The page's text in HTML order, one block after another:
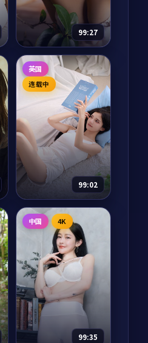
斯接过钢琴，独自驶
向新大陆。一段全新
的航海传奇，把海与
音乐再次推到极致。
68,279 8.3 剧情
99:27
银翼密令·典藏
电影 2024
主演：梁朝伟、雷佳
银翼密令·典藏是一
部以战争为核心的影
视作品，围绕危机、
反转与人物成长展
开，整体节奏紧凑，
值得推荐观看。
73,745 7.1 战争
英国
连载中
99:02
银翼回声·典藏
电影 2024
主演：
周迅、章子怡
等
银翼回声·典藏是一
部以战争为核心的影
视作品，围绕危机、
反转与人物成长展
开，整体节奏紧凑，
值得推荐观看。
37,542 6.5 战争
中国 4K
99:35